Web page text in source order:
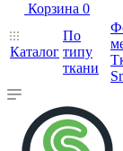
Корзина 0
Каталог
По
типу
ткани